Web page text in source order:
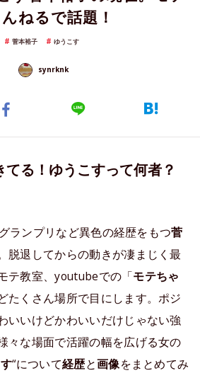
ねるで話題！
菅本裕子 ゆうこす
synrknk
る！ゆうこすって何者？
ランプリなど異色の経歴をもつ菅
脱退してからの動きが凄まじく最
テ教室、youtubeでの「モテちゃ
たくさん場所で目にします。ポジ
いいけどかわいいだけじゃない強
々な場面で活躍の幅を広げる女の
“について経歴と画像をまとめてみ